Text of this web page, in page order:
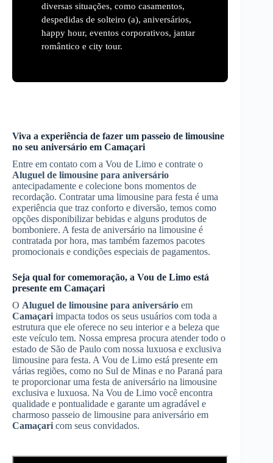
diversas situações, como casamentos,
despedidas de solteiro (a), aniversários,
happy hour, eventos corporativos, jantar
romântico e city tour.
Viva a experiência de fazer um passeio de limousine
no seu aniversário em Camaçari
Entre em contato com a Vou de Limo e contrate o
Aluguel de limousine para aniversário
antecipadamente e colecione bons momentos de
recordação. Contratar uma limousine para festa é uma
experiência que traz conforto e diversão, temos como
opções disponibilizar bebidas e alguns produtos de
bomboniere. A festa de aniversário na limousine é
contratada por hora, mas também fazemos pacotes
promocionais e condições especiais de pagamentos.
Seja qual for comemoração, a Vou de Limo está
presente em Camaçari
O Aluguel de limousine para aniversário em
Camaçari impacta todos os seus usuários com toda a
estrutura que ele oferece no seu interior e a beleza que
este veículo tem. Nossa empresa procura atender todo o
estado de São de Paulo com nossa luxuosa e exclusiva
limousine para festa. A Vou de Limo está presente em
várias regiões, como no Sul de Minas e no Paraná para
te proporcionar uma festa de aniversário na limousine
exclusiva e luxuosa. Na Vou de Limo você encontra
qualidade e pontualidade e garante um agradável e
charmoso passeio de limousine para aniversário em
Camaçari com seus convidados.